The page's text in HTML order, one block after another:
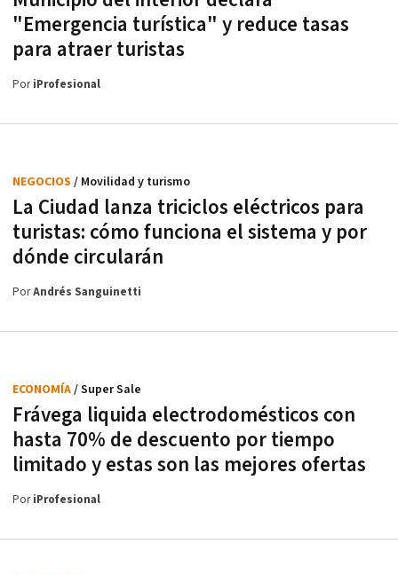
"Emergencia turística" y reduce tasas
para atraer turistas
PoriProfesional
La Ciudad lanza triciclos eléctricos para
turistas: cómo funciona el sistema y por
dónde circularán
NEGOCIOS / Movilidad y turismo
PorAndrés Sanguinetti
Frávega liquida electrodomésticos con
hasta 70% de descuento por tiempo
limitado y estas son las mejores ofertas
ECONOMÍA/ Super Sale
PoriProfesional